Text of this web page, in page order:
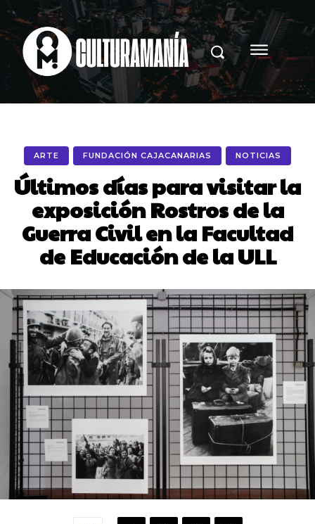
ARTE FUNDACIÓN CAJACANARIAS NOTICIAS
Últimos días para visitar la
exposición Rostros de la
Guerra Civil en la Facultad
de Educación de la ULL